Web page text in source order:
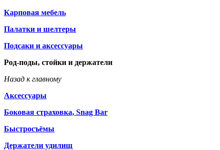
Карповая мебель
Палатки и шелтеры
Подсаки и аксессуары
Род-поды, стойки и держатели
Назад к главному
Аксессуары
Боковая страховка, Snag Bar
Быстросъёмы
Держатели удилищ